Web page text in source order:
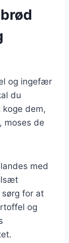
og ingefær
du
dem,
moses de
med
for at
og